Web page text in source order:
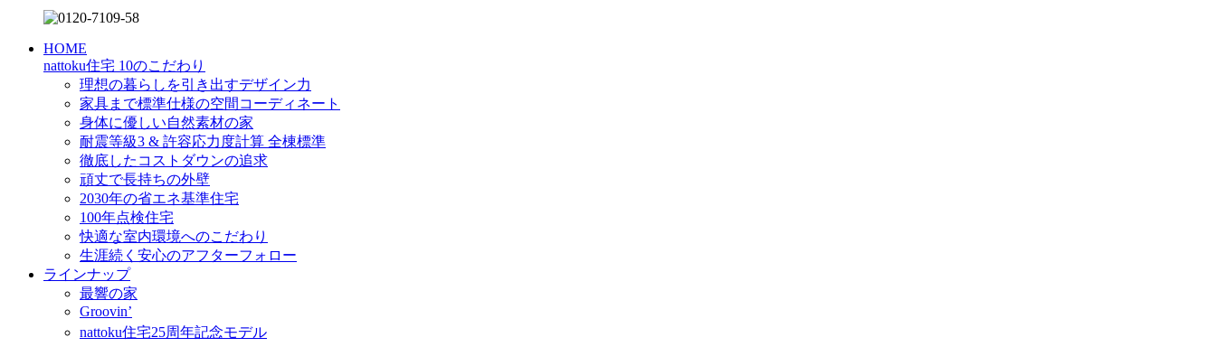
HOME
nattoku住宅 10のこだわり
理想の暮らしを引き出すデザイン力
家具まで標準仕様の空間コーディネート
身体に優しい自然素材の家
耐震等級3 & 許容応力度計算 全棟標準
徹底したコストダウンの追求
頑丈で長持ちの外壁
2030年の省エネ基準住宅
100年点検住宅
快適な室内環境へのこだわり
生涯続く安心のアフターフォロー
ラインナップ
最響の家
Groovin’
nattoku住宅25周年記念モデル